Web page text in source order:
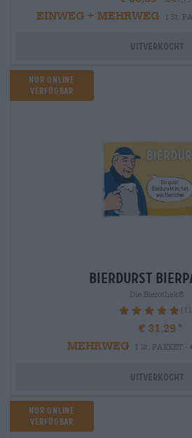
EINWEG + MEHRWEG 1 St.
Uitverkocht
Nur Online
verfügbar
bierdurst
Die Bierothek®
98.18%
€ 31,29
MEHRWEG
1 St. PAKKET -
Uitverkocht
Nur Online
verfügbar